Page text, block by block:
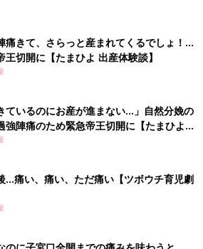
痛きて、さらっと産まれてくるでしょ！…
王切開に【たまひよ 出産体験談】
ているのにお産が進まない…」自然分娩の
強陣痛のため緊急帝王切開に【たまひよ
…痛い、痛い、ただ痛い【ツボウチ育児劇